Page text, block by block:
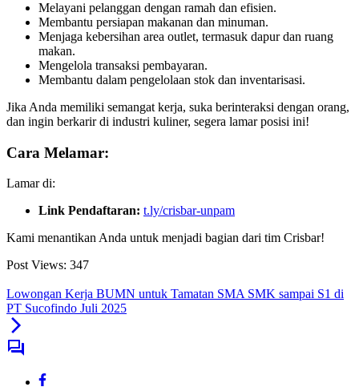
Melayani pelanggan dengan ramah dan efisien.
Membantu persiapan makanan dan minuman.
Menjaga kebersihan area outlet, termasuk dapur dan ruang
makan.
Mengelola transaksi pembayaran.
Membantu dalam pengelolaan stok dan inventarisasi.
Jika Anda memiliki semangat kerja, suka berinteraksi dengan orang,
dan ingin berkarir di industri kuliner, segera lamar posisi ini!
Cara Melamar:
Lamar di:
Link Pendaftaran: t.ly/crisbar-unpam
Kami menantikan Anda untuk menjadi bagian dari tim Crisbar!
Post Views: 347
Lowongan Kerja BUMN untuk Tamatan SMA SMK sampai S1 di
PT Sucofindo Juli 2025